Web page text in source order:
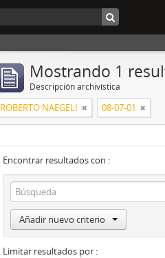
Mostrando 1
Descripción archivística
ROBERTO NAEGELI 08-07-01
Encontrar resultados con :
Añadir nuevo criterio
Limitar resultados por :